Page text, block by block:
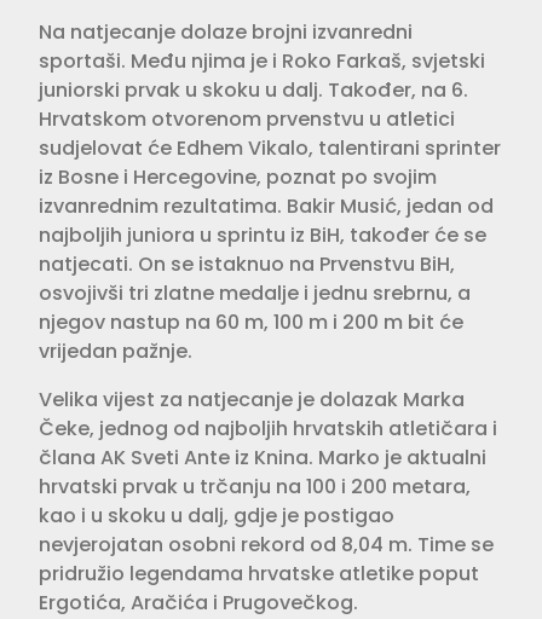
Na natjecanje dolaze brojni izvanredni
sportaši. Među njima je i Roko Farkaš, svjetski
juniorski prvak u skoku u dalj. Također, na 6.
Hrvatskom otvorenom prvenstvu u atletici
sudjelovat će Edhem Vikalo, talentirani sprinter
iz Bosne i Hercegovine, poznat po svojim
izvanrednim rezultatima. Bakir Musić, jedan od
najboljih juniora u sprintu iz BiH, također će se
natjecati. On se istaknuo na Prvenstvu BiH,
osvojivši tri zlatne medalje i jednu srebrnu, a
njegov nastup na 60 m, 100 m i 200 m bit će
vrijedan pažnje.
Velika vijest za natjecanje je dolazak Marka
Čeke, jednog od najboljih hrvatskih atletičara i
člana AK Sveti Ante iz Knina. Marko je aktualni
hrvatski prvak u trčanju na 100 i 200 metara,
kao i u skoku u dalj, gdje je postigao
nevjerojatan osobni rekord od 8,04 m. Time se
pridružio legendama hrvatske atletike poput
Ergotića, Aračića i Prugovečkog.